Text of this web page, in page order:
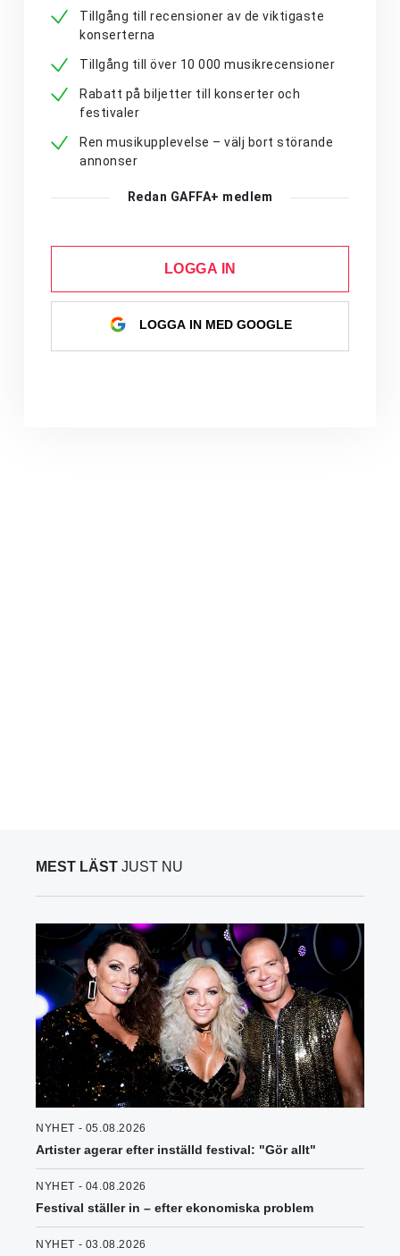
Tillgång till recensioner av de viktigaste
konserterna
Tillgång till över 10 000 musikrecensioner
Rabatt på biljetter till konserter och
festivaler
Ren musikupplevelse – välj bort störande
annonser
Redan GAFFA+ medlem
LOGGA IN
LOGGA IN MED GOOGLE
MEST LÄST JUST NU
NYHET - 05.08.2026
Artister agerar efter inställd festival: "Gör allt"
NYHET - 04.08.2026
Festival ställer in – efter ekonomiska problem
NYHET - 03.08.2026